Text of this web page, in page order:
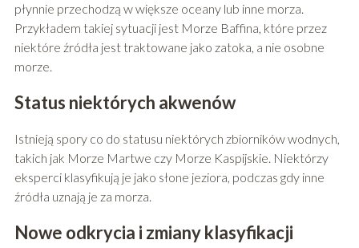
płynnie przechodzą w większe oceany lub inne morza.
Przykładem takiej sytuacji jest Morze Baffina, które przez
niektóre źródła jest traktowane jako zatoka, a nie osobne
morze.
Status niektórych akwenów
Istnieją spory co do statusu niektórych zbiorników wodnych,
takich jak Morze Martwe czy Morze Kaspijskie. Niektórzy
eksperci klasyfikują je jako słone jeziora, podczas gdy inne
źródła uznają je za morza.
Nowe odkrycia i zmiany klasyfikacji